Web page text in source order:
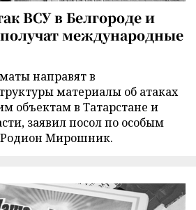
ВСУ в Белгороде и
международные
направят в
материалы об атаках
объектам в Татарстане и
заявил посол по особым
Мирошник.